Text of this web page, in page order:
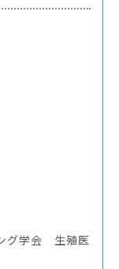
グ学会 生殖医